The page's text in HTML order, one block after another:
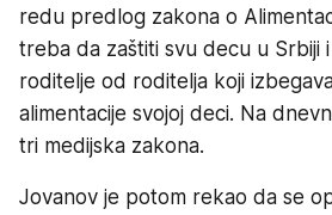
redu predlog zakona o
treba da zaštiti svu decu u Srbiji
roditelje od roditelja koji
alimentacije svojoj deci. Na
tri medijska zakona.
Jovanov je potom rekao da se